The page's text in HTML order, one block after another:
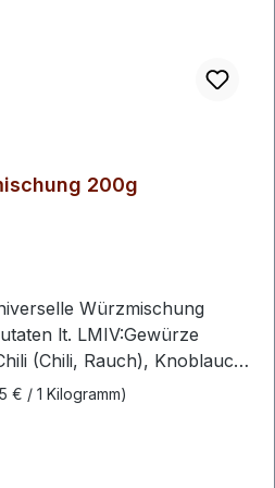
200g
Würzmischung
lt. LMIV:Gewürze
(Chili, Rauch), Knoblauch,
Kreuzkümmel), Salz,
€ / 1 Kilogramm)